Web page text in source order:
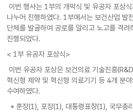
이번 행사는 1부의 개막식 및 유공자 포상
나누어 진행하였다. 1부에서는 보건산업 발
단체를 발굴하여 공로를 알리고 노고를 격려
진행되었다.
< 1부 유공자 포상식>
이번 유공자 포상은 보건의료 기술진흥
혁신형 제약 및 혁신형 의료기기 등 4개 분
수여하였다.
* 훈장(1), 포장(1), 대통령표창(1), 국무총